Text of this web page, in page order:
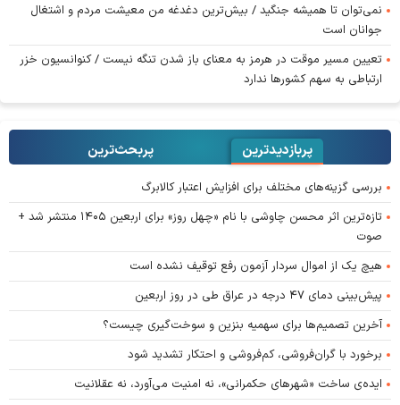
نمی‌توان تا همیشه جنگید / بیش‌ترین دغدغه من معیشت مردم و اشتغال
جوانان است
تعیین مسیر موقت در هرمز به معنای باز شدن تنگه نیست / کنوانسیون خزر
ارتباطی به سهم کشورها ندارد
پربازدیدترین پربحث‌ترین‌
بررسی گزینه‌های مختلف برای افزایش اعتبار کالابرگ
تازه‌ترین اثر محسن چاوشی با نام «چهل روز» برای اربعین ۱۴۰۵ منتشر شد +
صوت
هیچ یک از اموال سردار آزمون رفع توقیف نشده است
پیش‌بینی دمای ۴۷ درجه در عراق طی در روز اربعین
آخرین تصمیم‌ها برای سهمیه بنزین و سوخت‌گیری چیست؟
برخورد با گران‌فروشی، کم‌فروشی و احتکار تشدید شود
ایده‌ی ساخت «شهرهای حکمرانی»، نه امنیت می‌آورد، نه عقلانیت